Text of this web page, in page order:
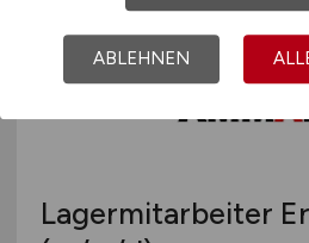
Lagermitarbeiter
ABLEHNEN